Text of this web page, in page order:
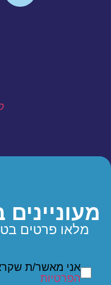
מלאו פרטים
אני מאשר/ת
הפרטיות